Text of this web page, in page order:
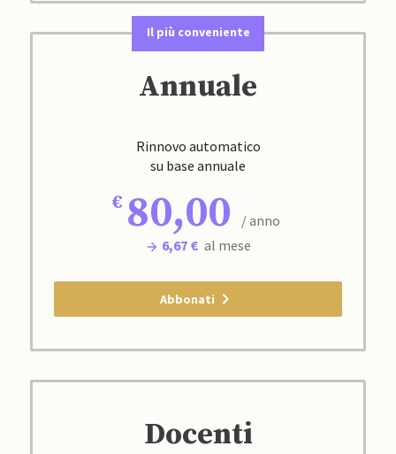
Il più conveniente
Annuale
Rinnovo automatico
su base annuale
80,00
/ anno
6,67 € al mese
Abbonati
Docenti